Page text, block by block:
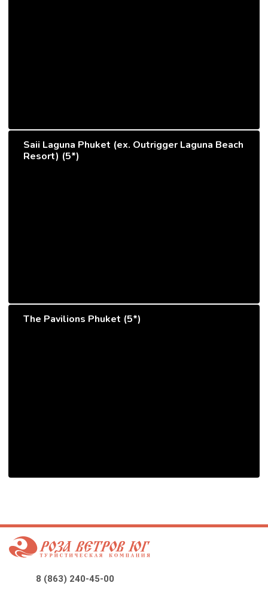
Saii Laguna Phuket (ex. Outrigger Laguna Beach
Resort) (5*)
The Pavilions Phuket (5*)
8 (863) 240-45-00